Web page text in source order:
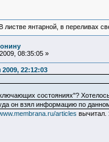
янтарной, в переливах
08:35:05 »
22:12:03
состояниях"?
он взял информацию по
articles вычитал.